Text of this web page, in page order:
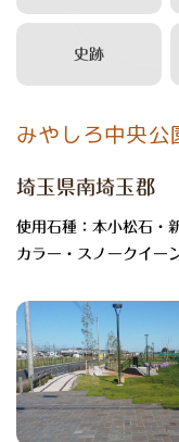
史跡
みやしろ中央公
埼玉県南埼玉郡
使用石種：本小松石・
カラー・スノークイー